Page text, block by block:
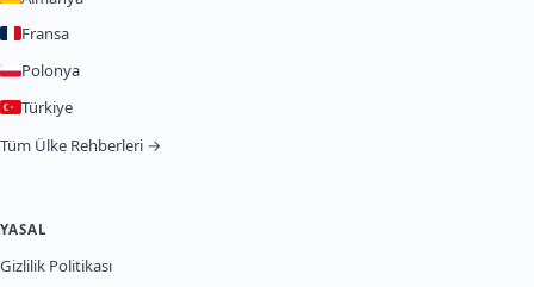
Fransa
Polonya
Türkiye
Tüm Ülke Rehberleri →
YASAL
Gizlilik Politikası